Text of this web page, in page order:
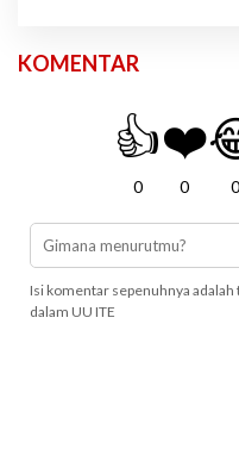
KOMENTAR
👍
0
❤️
0 0
Isi komentar sepenuhnya adalah
dalam UU ITE